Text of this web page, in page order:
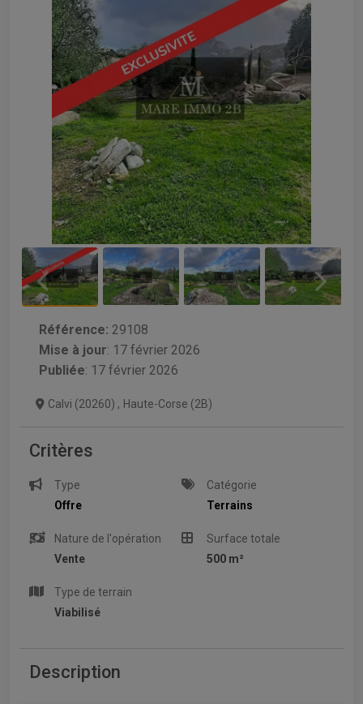
Référence: 29108
Mise à jour: 17 février 2026
Publiée: 17 février 2026
Calvi (20260) , Haute-Corse (2B)
Critères
Type
Offre
Catégorie
Terrains
Nature de l'opération
Vente
Surface totale
500 m²
Type de terrain
Viabilisé
Description